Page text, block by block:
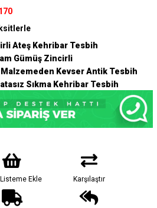
Ateş Kehribar Tesbih
Gümüş Zincirli
Malzemeden Kevser Antik Tesbih
Sıkma Kehribar Tesbih
Ekle Karşılaştır